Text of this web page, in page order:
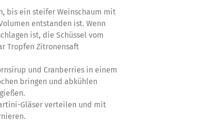
bis ein steifer Weinschaum mit
entstanden ist. Wenn
ist, die Schüssel vom
Tropfen Zitronensaft
und Cranberries in einem
bringen und abkühlen
Gläser verteilen und mit